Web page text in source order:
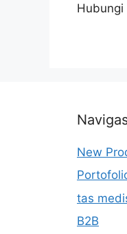
Hubungi
New
tas
B2B